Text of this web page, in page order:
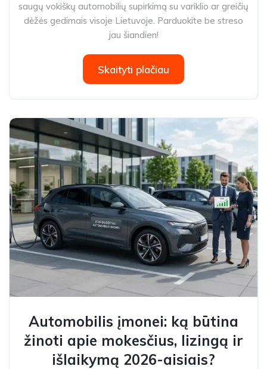
saugų vokiškų automobilių supirkimą su variklio ar greičių
dėžės gedimais visoje Lietuvoje. Parduokite be streso
jau šiandien!
Skaityti plačiau
Automobilis įmonei: ką būtina
žinoti apie mokesčius, lizingą ir
išlaikymą 2026-aisiais?